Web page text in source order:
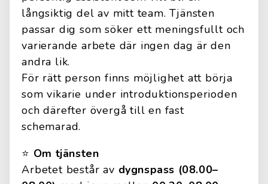
långsiktig del av mitt team. Tjänsten
passar dig som söker ett meningsfullt och
varierande arbete där ingen dag är den
andra lik.
För rätt person finns möjlighet att börja
som vikarie under introduktionsperioden
och därefter övergå till en fast
schemarad.
⭐️ Om tjänsten
Arbetet består av dygnspass (08.00–